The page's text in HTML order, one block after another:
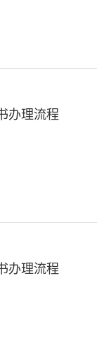
办理流程
办理流程